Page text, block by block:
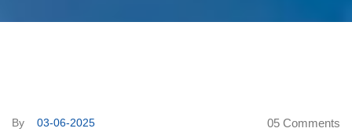
By 03-06-2025 05 Comments